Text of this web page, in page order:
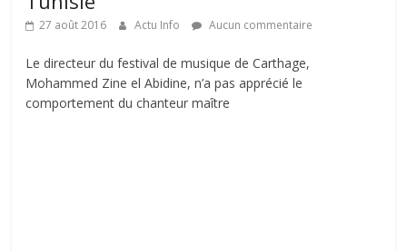
27 août 2016 Actu Info Aucun commentaire
Le directeur du festival de musique de Carthage,
Mohammed Zine el Abidine, n’a pas apprécié le
comportement du chanteur maître